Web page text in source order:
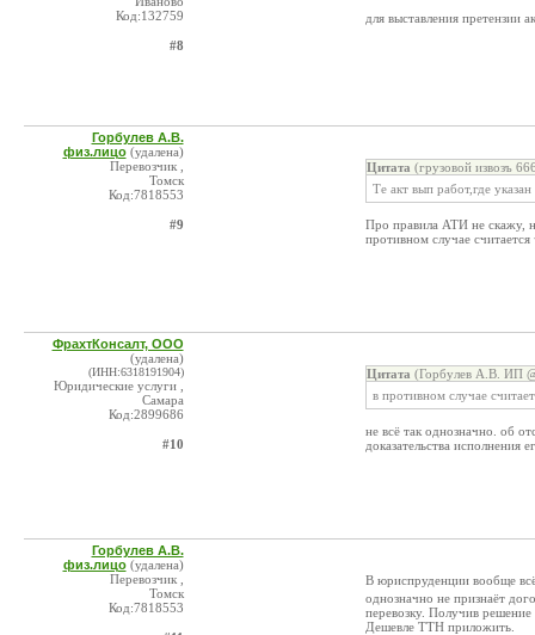
Код:132759
#8
для выставления претензии
Горбулев А.В.
физ.лицо (удалена)
Перевозчик ,
Томск
Код:7818553
#9
Цитата (грузовой извозъ
Те акт вып работ,где
Про правила АТИ не скажу,
противном случае
ФрахтКонсалт, ООО
(удалена)
(ИНН:6318191904)
Юридические услуги ,
Самара
Код:2899686
#10
Цитата (Горбулев А.В. ИП
в противном случае
не всё так однозначно. об
доказательства исполнения
Горбулев А.В.
физ.лицо (удалена)
Перевозчик ,
Томск
Код:7818553
В юриспруденции вообще
однозначно не признаёт
перевозку. Получив
Дешевле ТТН приложить.